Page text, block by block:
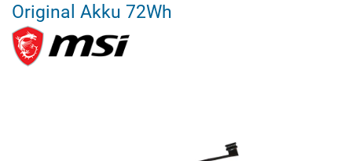
Original Akku 72Wh